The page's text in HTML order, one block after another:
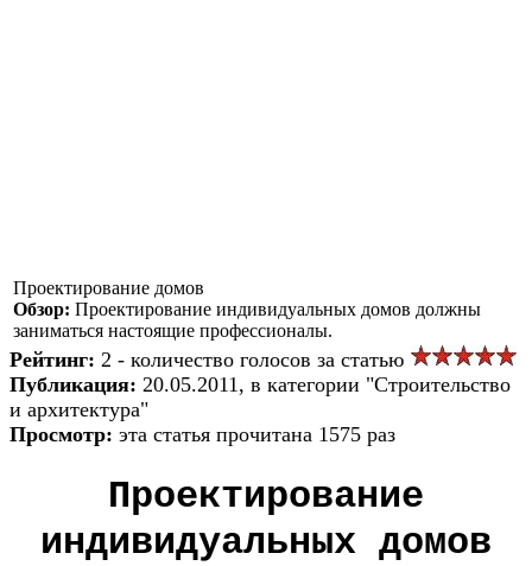
Проектирование домов
Обзор: Проектирование индивидуальных домов должны
заниматься настоящие профессионалы.
Рейтинг: 2 - количество голосов за статью
Публикация: 20.05.2011, в категории "Строительство
и архитектура"
Просмотр: эта статья прочитана 1575 раз
Проектирование
индивидуальных домов